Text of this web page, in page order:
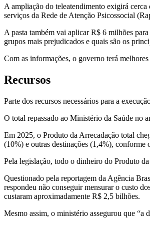
A ampliação do teleatendimento exigirá
serviços da Rede de Atenção Psicossocial
A pasta também vai aplicar R$ 6 milhões
grupos mais prejudicados e quais são os
Com as informações, o governo terá
Recursos
Parte dos recursos necessários para a
O total repassado ao Ministério da Saúde no
Em 2025, o Produto da Arrecadação total
(10%) e outras destinações (1,4%), conforme
Pela legislação, todo o dinheiro do Produto
Questionado pela reportagem da Agência
respondeu não conseguir mensurar o custo
custaram aproximadamente R$ 2,5 bilhões.
Mesmo assim, o ministério assegurou que “a